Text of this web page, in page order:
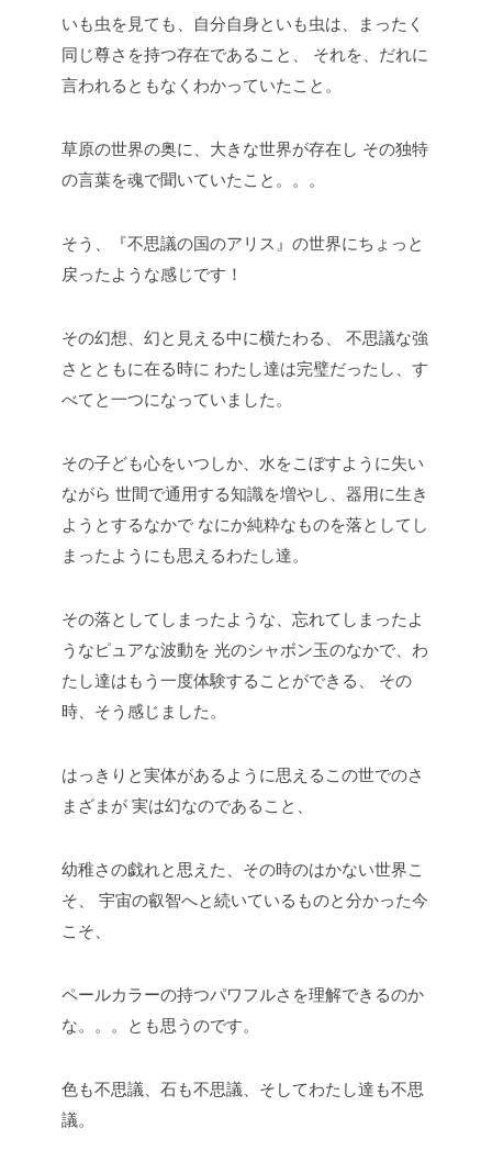
いも虫を見ても、自分自身といも虫は、まったく
同じ尊さを持つ存在であること、
それを、だれに
言われるともなくわかっていたこと。
草原の世界の奥に、大きな世界が存在し その独特
の言葉を魂で聞いていたこと。。。
そう、『不思議の国のアリス』の世界にちょっと
戻ったような感じです！
その幻想、幻と見える中に横たわる、
不思議な強
さとともに在る時に わたし達は完璧だったし、す
べてと一つになっていました。
その子ども心をいつしか、水をこぼすように失い
ながら 世間で通用する知識を増やし、器用に生き
ようとするなかで なにか純粋なものを落としてし
まったようにも思えるわたし達。
その落としてしまったような、忘れてしまったよ
うなピュアな波動を 光のシャボン玉のなかで、わ
たし達はもう一度体験することができる、
その
時、そう感じました。
はっきりと実体があるように思えるこの世でのさ
まざまが 実は幻なのであること、
幼稚さの戯れと思えた、その時のはかない世界こ
そ、
宇宙の叡智へと続いているものと分かった今
こそ、
ペールカラーの持つパワフルさを理解できるのか
な。。。とも思うのです。
色も不思議、石も不思議、そしてわたし達も不思
議。